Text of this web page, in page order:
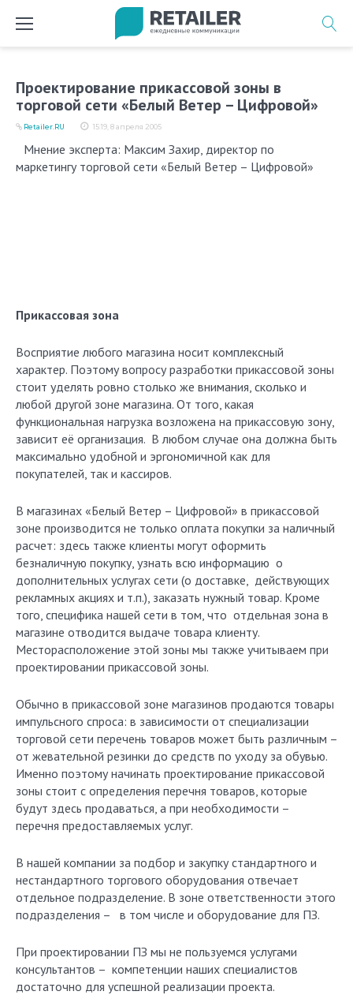
Проектирование прикассовой зоны в
торговой сети «Белый Ветер – Цифровой»
15:19, 8 апреля 2005
Retailer.RU
Мнение эксперта: Максим Захир, директор по
маркетингу торговой сети «Белый Ветер – Цифровой»
Прикассовая зона
Восприятие любого магазина носит комплексный
характер. Поэтому вопросу разработки прикассовой зоны
стоит уделять ровно столько же внимания, сколько и
любой другой зоне магазина. От того, какая
функциональная нагрузка возложена на прикассовую зону,
зависит её организация. В любом случае она должна быть
максимально удобной и эргономичной как для
покупателей, так и кассиров.
В магазинах «Белый Ветер – Цифровой» в прикассовой
зоне производится не только оплата покупки за наличный
расчет: здесь также клиенты могут оформить
безналичную покупку, узнать всю информацию о
дополнительных услугах сети (о доставке, действующих
рекламных акциях и т.п.), заказать нужный товар. Кроме
того, специфика нашей сети в том, что отдельная зона в
магазине отводится выдаче товара клиенту.
Месторасположение этой зоны мы также учитываем при
проектировании прикассовой зоны.
Обычно в прикассовой зоне магазинов продаются товары
импульсного спроса: в зависимости от специализации
торговой сети перечень товаров может быть различным –
от жевательной резинки до средств по уходу за обувью.
Именно поэтому начинать проектирование прикассовой
зоны стоит с определения перечня товаров, которые
будут здесь продаваться, а при необходимости –
перечня предоставляемых услуг.
В нашей компании за подбор и закупку стандартного и
нестандартного торгового оборудования отвечает
отдельное подразделение. В зоне ответственности этого
подразделения – в том числе и оборудование для ПЗ.
При проектировании ПЗ мы не пользуемся услугами
консультантов – компетенции наших специалистов
достаточно для успешной реализации проекта.